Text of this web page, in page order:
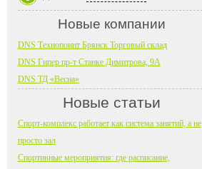
Новые компании
DNS Технопоинт Брянск Торговый склад
DNS Гипер пр-т Станке Димитрова, 9А
DNS ТД «Весна»
Новые статьи
Спорт-комплекс работает как система занятий, а не
просто зал
Спортивные мероприятия: где расписание,